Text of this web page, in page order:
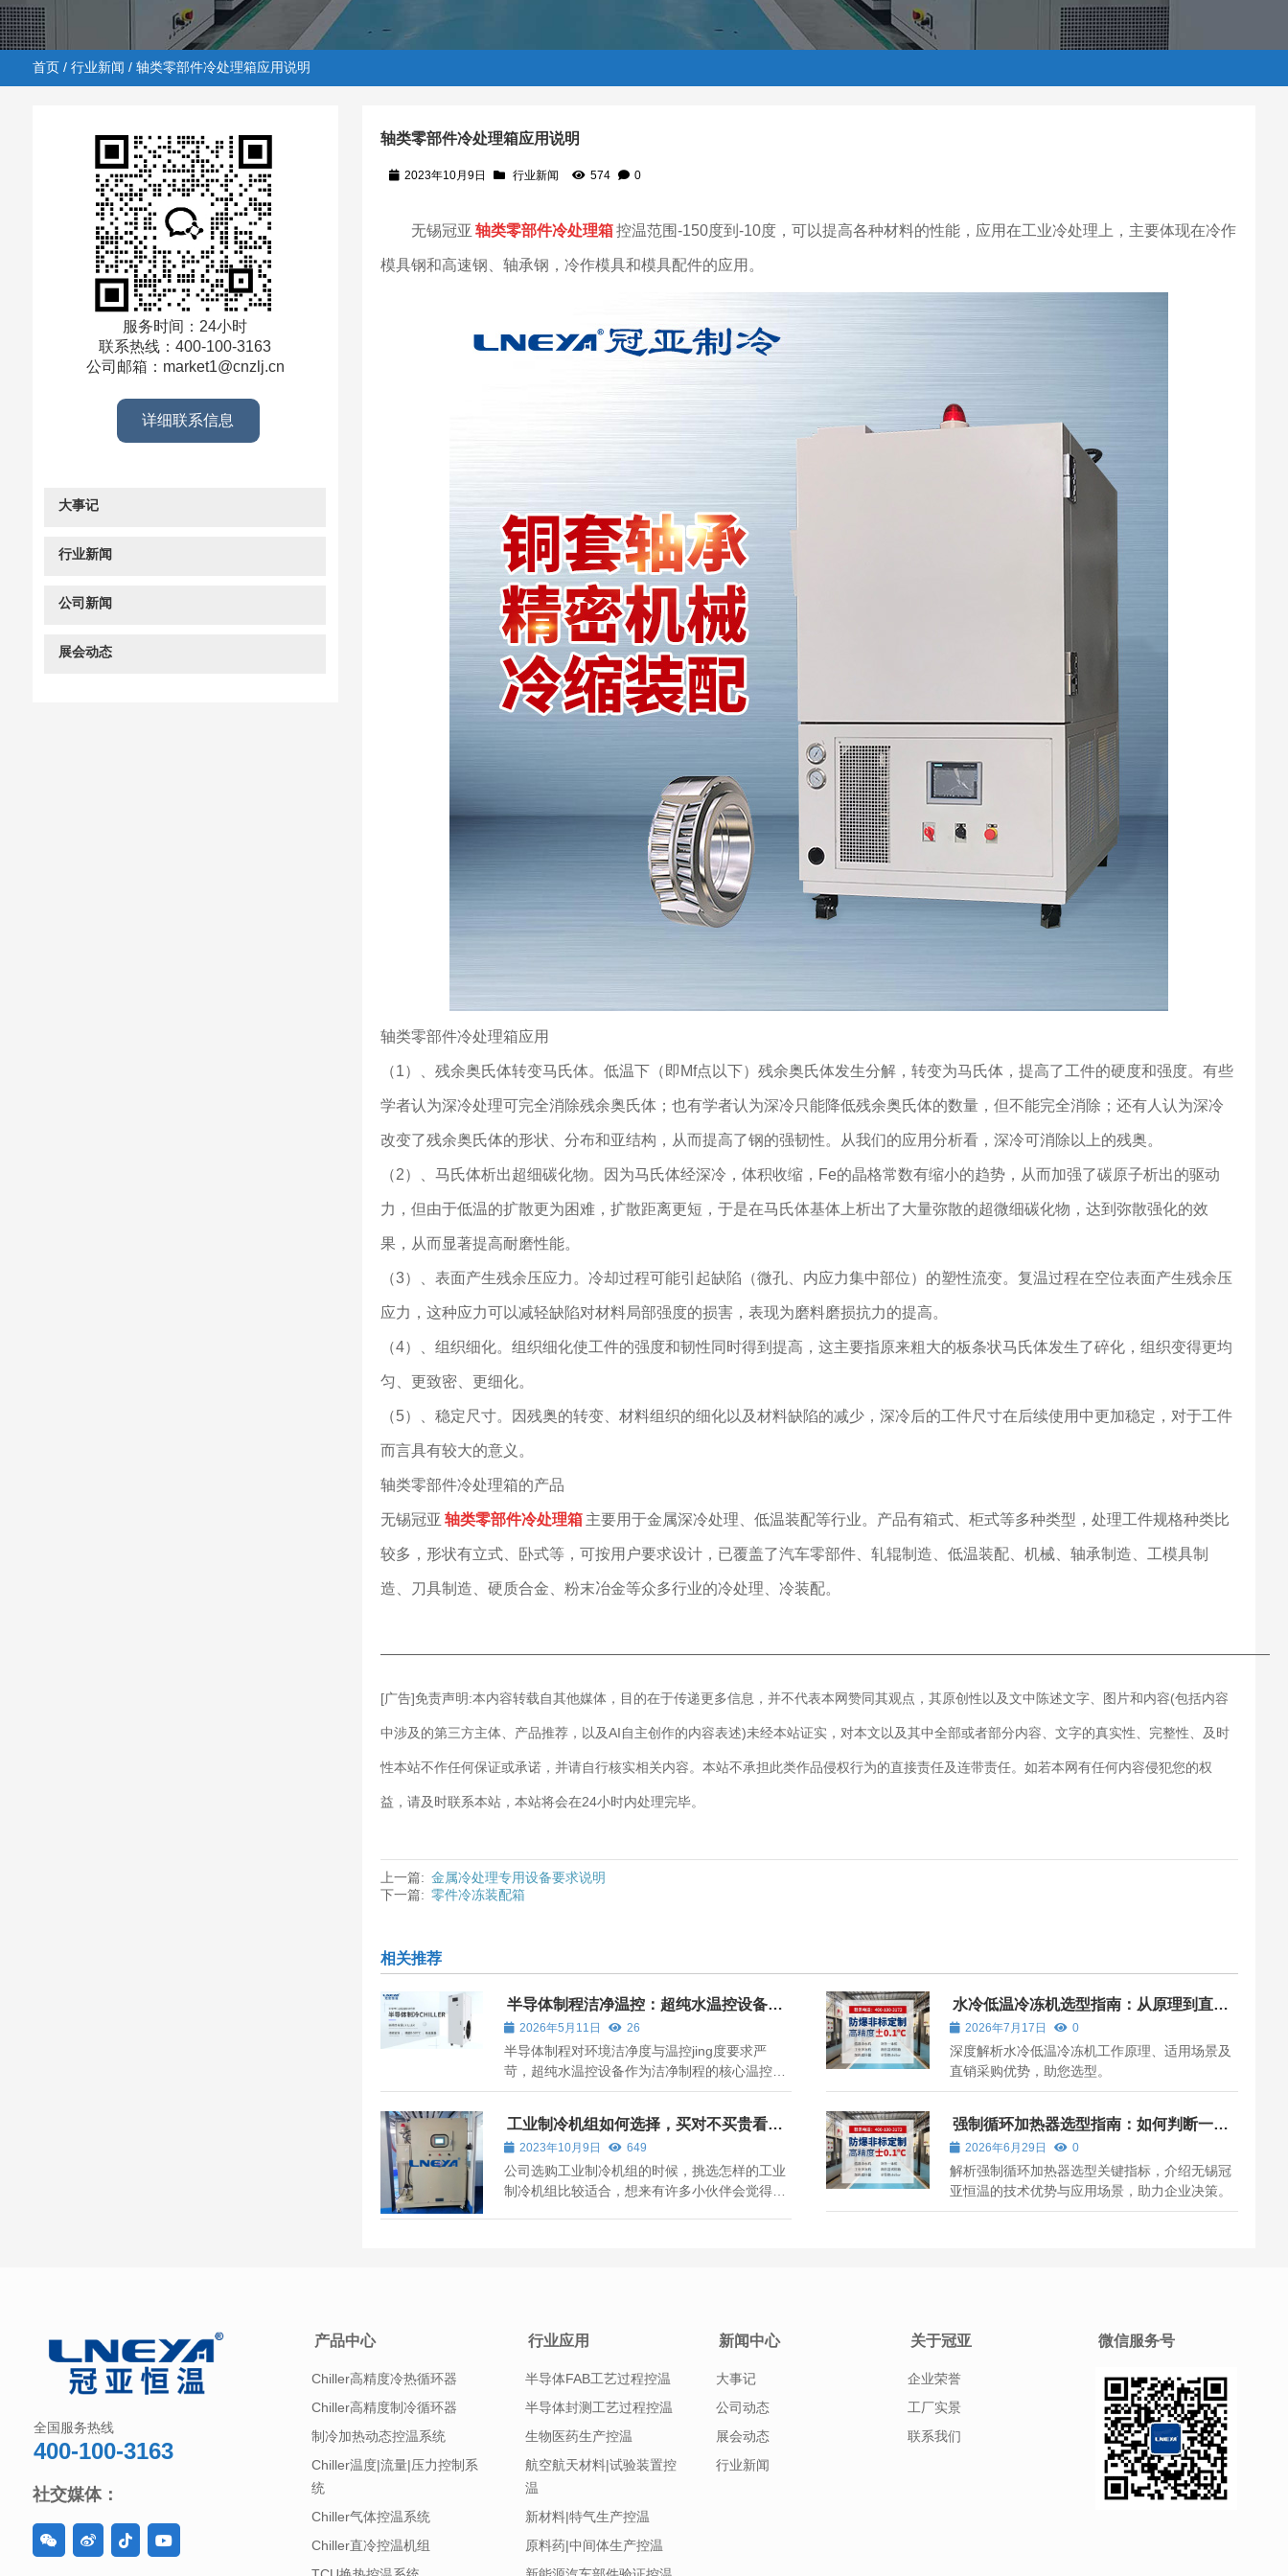
行业新闻/ 轴类零部件冷处理箱应用说明
首页/ 行业新闻 / 轴类零部件冷处理箱应用说明
轴类零部件冷处理箱应用说明
2023年10月9日 行业新闻 574 0
无锡冠亚 轴类零部件冷处理箱控温范围-150度到-10度，可以提高各种材料的性能，应用在工业冷处理上，主要体现在冷作
模具钢和高速钢、轴承钢，冷作模具和模具配件的应用。
轴类零部件冷处理箱应用
（1）、残余奥氏体转变马氏体。低温下（即Mf点以下）残余奥氏体发生分解，转变为马氏体，提高了工件的硬度和强度。有些
学者认为深冷处理可完全消除残余奥氏体；也有学者认为深冷只能降低残余奥氏体的数量，但不能完全消除；还有人认为深冷
改变了残余奥氏体的形状、分布和亚结构，从而提高了钢的强韧性。从我们的应用分析看，深冷可消除以上的残奥。
（2）、马氏体析出超细碳化物。因为马氏体经深冷，体积收缩，Fe的晶格常数有缩小的趋势，从而加强了碳原子析出的驱动
力，但由于低温的扩散更为困难，扩散距离更短，于是在马氏体基体上析出了大量弥散的超微细碳化物，达到弥散强化的效
果，从而显著提高耐磨性能。
（3）、表面产生残余压应力。冷却过程可能引起缺陷（微孔、内应力集中部位）的塑性流变。复温过程在空位表面产生残余压
应力，这种应力可以减轻缺陷对材料局部强度的损害，表现为磨料磨损抗力的提高。
（4）、组织细化。组织细化使工件的强度和韧性同时得到提高，这主要指原来粗大的板条状马氏体发生了碎化，组织变得更均
匀、更致密、更细化。
（5）、稳定尺寸。因残奥的转变、材料组织的细化以及材料缺陷的减少，深冷后的工件尺寸在后续使用中更加稳定，对于工件
而言具有较大的意义。
轴类零部件冷处理箱的产品
无锡冠亚 轴类零部件冷处理箱 主要用于金属深冷处理、低温装配等行业。产品有箱式、柜式等多种类型，处理工件规格种类比
较多，形状有立式、卧式等，可按用户要求设计，已覆盖了汽车零部件、轧辊制造、低温装配、机械、轴承制造、工模具制
造、刀具制造、硬质合金、粉末冶金等众多行业的冷处理、冷装配。
——————————————————————————————————————————————————————————
[广告]免责声明:本内容转载自其他媒体，目的在于传递更多信息，并不代表本网赞同其观点，其原创性以及文中陈述文字、图片和内容(包括内容
中涉及的第三方主体、产品推荐，以及AI自主创作的内容表述)未经本站证实，对本文以及其中全部或者部分内容、文字的真实性、完整性、及时
性本站不作任何保证或承诺，并请自行核实相关内容。本站不承担此类作品侵权行为的直接责任及连带责任。如若本网有任何内容侵犯您的权
益，请及时联系本站，本站将会在24小时内处理完毕。
上一篇: 金属冷处理专用设备要求说明
下一篇: 零件冷冻装配箱
相关推荐
半导体制程洁净温控：超纯水温控设备说
明 2026年5月11日 26
半导体制程对环境洁净度与温控jing度要求严
苛，超纯水温控设备作为洁净制程的核心温控装
置，以超纯水为介质，实现对制程设备的jing准
片加工等环节的温控需求。
水冷低温冷冻机选型指南：从原理到直销
采购的全链路解析
2026年7月17日 0
深度解析水冷低温冷冻机工作原理、适用场景及
直销采购优势，助您选型。
工业制冷机组如何选择，买对不买贵看完
就懂了
2023年10月9日 649
公司选购工业制冷机组的时候，挑选怎样的工业
制冷机组比较适合，想来有许多小伙伴会觉得很
强制循环加热器选型指南：如何判断一家
工厂是否值得合作
2026年6月29日 0
解析强制循环加热器选型关键指标，介绍无锡冠
亚恒温的技术优势与应用场景，助力企业决策。
服务时间：24小时
联系热线：400-100-3163
公司邮箱：market1@cnzlj.cn
详细联系信息
大事记
行业新闻
公司新闻
展会动态
全国服务热线
400-100-3163
社交媒体：
产品中心
Chiller高精度冷热循环器
Chiller高精度制冷循环器
制冷加热动态控温系统
Chiller温度|流量|压力控制系
统
Chiller气体控温系统
Chiller直冷控温机组
行业应用
半导体FAB工艺过程控温
半导体封测工艺过程控温
生物医药生产控温
航空航天材料|试验装置控
温
新材料|特气生产控温
原料药|中间体生产控温
新闻中心
大事记
公司动态
展会动态
行业新闻
关于冠亚
企业荣誉
工厂实景
联系我们
微信服务号